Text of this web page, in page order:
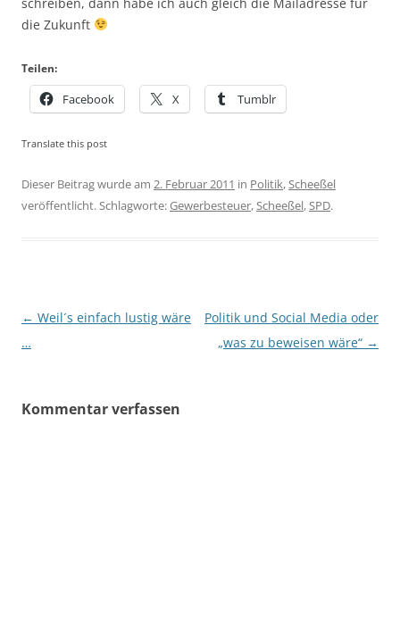
die Zukunft
Teilen:
Facebook X Tumblr
Translate this post
Dieser Beitrag wurde am 2. Februar 2011 in Politik,Scheeßel
veröffentlicht. Schlagworte:Gewerbesteuer,Scheeßel,SPD.
Beitragsnavigation
← Weil´s einfach lustig wäre
…
Politik und Social Media oder
„was zu beweisen wäre“ →
Kommentar verfassen